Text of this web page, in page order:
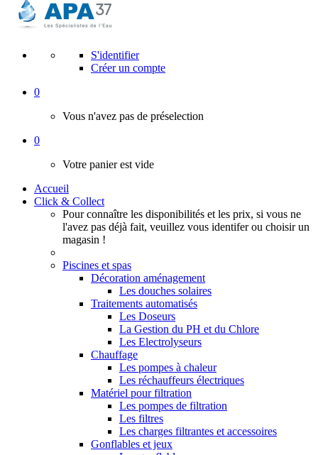
S'identifier
Créer un compte
0
Vous n'avez pas de préselection
0
Votre panier est vide
Accueil
Click & Collect
Pour connaître les disponibilités et les prix, si vous ne
l'avez pas déjà fait, veuillez vous identifer ou choisir un
magasin !
Piscines et spas
Décoration aménagement
Les douches solaires
Traitements automatisés
Les Doseurs
La Gestion du PH et du Chlore
Les Electrolyseurs
Chauffage
Les pompes à chaleur
Les réchauffeurs électriques
Matériel pour filtration
Les pompes de filtration
Les filtres
Les charges filtrantes et accessoires
Gonflables et jeux